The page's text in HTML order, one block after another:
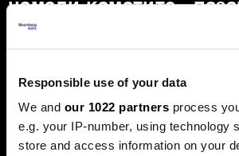
Responsible use of your data
We and our 1022 partners process
e.g. your IP-number, using technology
store and access information on your
намали каматите -
првиот потег
Новиот шеф на Фeд, Кевин Варш, ќе
каматните стапки, но Марко
рисрч“ предупредува дека за тоа ќе
редефинира клучните економски
придобие скептичните колеги.